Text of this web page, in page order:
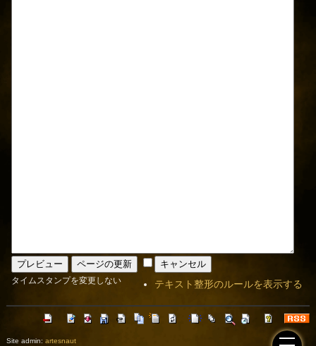
タイムスタンプを変更しない テキスト整形のルールを表示する
Site admin: artesnaut